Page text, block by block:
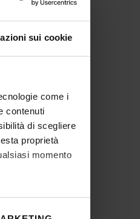
sui cookie
come i
contenuti
di scegliere
proprietà
momento